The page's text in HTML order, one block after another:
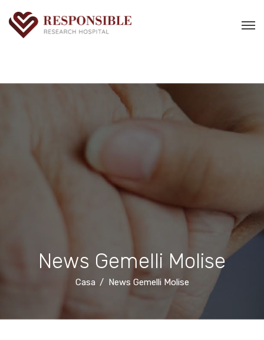
News Gemelli Molise
Casa News Gemelli Molise